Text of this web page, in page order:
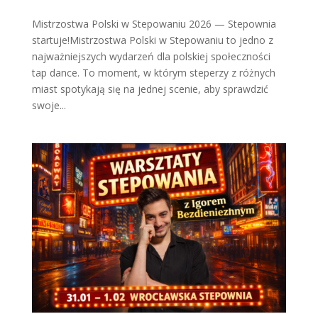
Mistrzostwa Polski w Stepowaniu 2026 — Stepownia
startuje!Mistrzostwa Polski w Stepowaniu to jedno z
najważniejszych wydarzeń dla polskiej społeczności
tap dance. To moment, w którym steperzy z różnych
miast spotykają się na jednej scenie, aby sprawdzić
swoje...